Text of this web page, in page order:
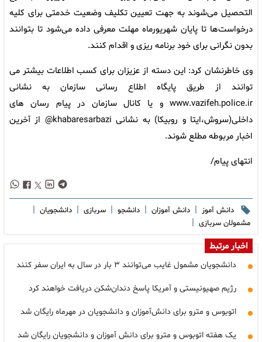
التحصیل می‌شوند به جهت تعیین تکلیف وضعیت خدمتی برای کلیه
درخواست‌ها تا پایان شهریورماه مهلت معرفی داده می‌شود تا بتوانند
بدون نگرانی برای خود برنامه ریزی و اقدام کنند.
وی خاطرنشان کرد: این دسته از عزیزان برای کسب اطلاعات بیشتر می
توانند از طریق پایگاه اطلاع رسانی سازمان به نشانی
www.vazifeh.police.ir و یا کانال سازمان در پیام رسان های
داخلی(سروش،ایتا و روبیکا) به نشانی khabaresarbazi@ از آخرین
اخبار مربوطه مطلع شوند.
انتهای پیام/
دانش آموز | دانش آموزان | دانشجو | سربازی | دانشجویان |
مشمولان سربازی |
اخبار مرتبط
دانشجویان مشمول غایب می‌توانند ۳ بار در سال به ایران سفر کنند
رژیم صهیونیستی و آمریکا پاسخ دندان‌شکن دریافت خواهند کرد
اتوبوس و مترو برای دانش‌آموزان و دانشجویان در مهرماه رایگان شد
یک هفته اتوبوس و مترو برای دانش آموزان و دانشجویان رایگان شد